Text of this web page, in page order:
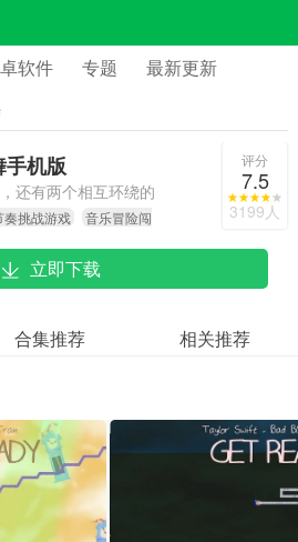
软件 专题 最新更新
机版
还有两个相互环绕的
的，只是跟着音乐节
个旋转的小球敲击在
奏挑战游戏
音乐冒险闯
评分
7.5
3199人
立即下载
合集推荐
相关推荐